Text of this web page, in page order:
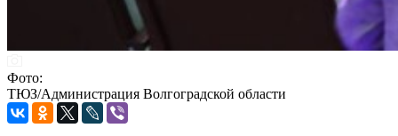
Фото:
ТЮЗ/Администрация Волгоградской области